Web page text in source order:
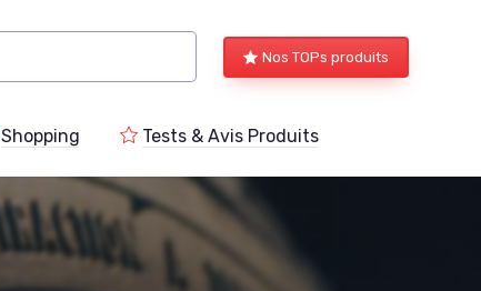
Nos TOPs produits
Shopping Tests & Avis Produits